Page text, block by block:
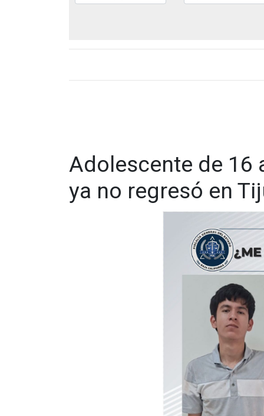
Adolescente de 16
ya no regresó en